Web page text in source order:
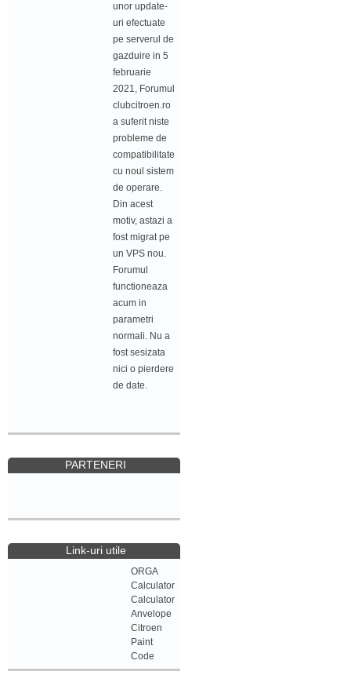
unor update-
uri efectuate
pe serverul de
gazduire in 5
februarie
2021, Forumul
clubcitroen.ro
a suferit niste
probleme de
compatibilitate
cu noul sistem
de operare.
Din acest
motiv, astazi a
fost migrat pe
un VPS nou.
Forumul
functioneaza
acum in
parametri
normali. Nu a
fost sesizata
nici o pierdere
de date.
PARTENERI
Link-uri utile
ORGA
Calculator
Calculator
Anvelope
Citroen
Paint
Code